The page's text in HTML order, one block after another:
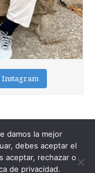
Instagram
damos la mejor
debes aceptar el
aceptar, rechazar o
de privacidad.